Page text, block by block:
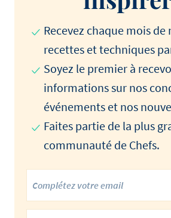
Recevez chaque mois de
recettes et techniques
Soyez le premier à
informations sur nos
événements et nos
Faites partie de la plus
communauté de Chefs.